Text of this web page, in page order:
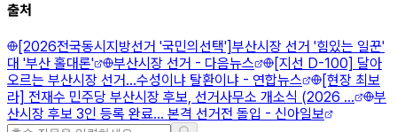
출처
[2026전국동시지방선거 '국민의선택']부산시장 선거 '힘있는 일꾼'
대 '부산 홀대론'
부산시장 선거 - 다음뉴스
[지선 D-100] 달아
오르는 부산시장 선거…수성이냐 탈환이냐 - 연합뉴스
[현장 최보
라] 전재수 민주당 부산시장 후보, 선거사무소 개소식 (2026 ...
부
산시장 후보 3인 등록 완료… 본격 선거전 돌입 - 신아일보